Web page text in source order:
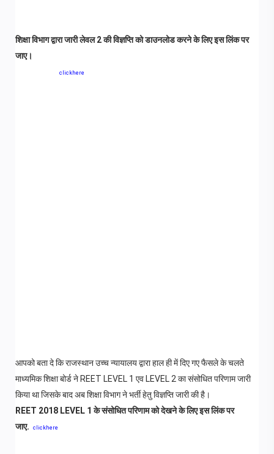
शिक्षा विभाग द्वारा जारी लेवल 2 की विज्ञप्ति को डाउनलोड करने के लिए इस लिंक पर
जाए।
clickhere
आपको बता दे कि राजस्थान उच्च न्यायालय द्वारा हाल ही में दिए गए फैसले के चलते
माध्यमिक शिक्षा बोर्ड ने REET LEVEL 1 एव LEVEL 2 का संसोधित परिणाम जारी
किया था जिसके बाद अब शिक्षा विभाग ने भर्ती हेतु विज्ञप्ति जारी की है।
REET 2018 LEVEL 1 के संसोधित परिणाम को देखने के लिए इस लिंक पर
जाए.
clickhere